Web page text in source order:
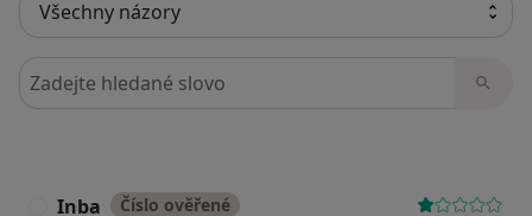
Hledejte v názorech
Inba Číslo ověřené